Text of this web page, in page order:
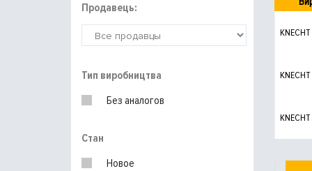
Продавець:
Тип виробництва
Без аналогов
Стан
Новое
KNECHT
KNECHT
KNECHT